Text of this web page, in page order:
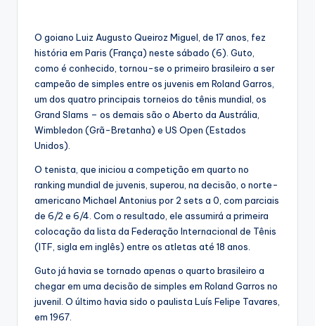
O goiano Luiz Augusto Queiroz Miguel, de 17 anos, fez
história em Paris (França) neste sábado (6). Guto,
como é conhecido, tornou-se o primeiro brasileiro a ser
campeão de simples entre os juvenis em Roland Garros,
um dos quatro principais torneios do tênis mundial, os
Grand Slams – os demais são o Aberto da Austrália,
Wimbledon (Grã-Bretanha) e US Open (Estados
Unidos).
O tenista, que iniciou a competição em quarto no
ranking mundial de juvenis, superou, na decisão, o norte-
americano Michael Antonius por 2 sets a 0, com parciais
de 6/2 e 6/4. Com o resultado, ele assumirá a primeira
colocação da lista da Federação Internacional de Tênis
(ITF, sigla em inglês) entre os atletas até 18 anos.
Guto já havia se tornado apenas o quarto brasileiro a
chegar em uma decisão de simples em Roland Garros no
juvenil. O último havia sido o paulista Luís Felipe Tavares,
em 1967.